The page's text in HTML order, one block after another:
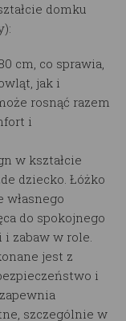
domku
cm, co sprawia,
jak i
rosnąć razem
i
w kształcie
dziecko. Łóżko
własnego
do spokojnego
zabaw w role.
jest z
i
szczególnie w